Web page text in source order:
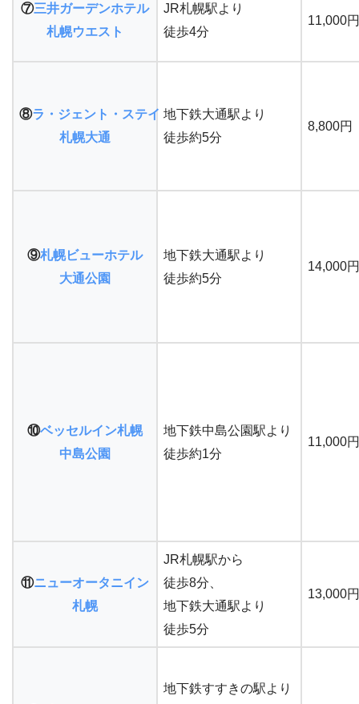
⑦三井ガーデンホテル
札幌ウエスト
JR札幌駅より
徒歩4分
11,000円
⑧ラ・ジェント・ステイ
札幌大通
地下鉄大通駅より
徒歩約5分
8,800円
⑨札幌ビューホテル
大通公園
地下鉄大通駅より
徒歩約5分
14,000円
⑩ベッセルイン札幌
中島公園
地下鉄中島公園駅より
徒歩約1分
11,000円
⑪ニューオータニイン
札幌
JR札幌駅から
徒歩8分、
地下鉄大通駅より
徒歩5分
13,000円
地下鉄すすきの駅より